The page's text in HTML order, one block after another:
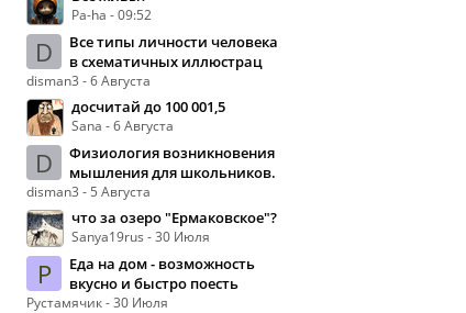
Pa-ha - 09:52
D
Все типы личности человека
в схематичных иллюстрац
disman3 - 6 Августа
досчитай до 100 001,5
Sana - 6 Августа
D
Физиология возникновения
мышления для школьников.
disman3 - 5 Августа
что за озеро "Ермаковское"?
Sanya19rus - 30 Июля
Р
Еда на дом - возможность
вкусно и быстро поесть
Рустамячик - 30 Июля